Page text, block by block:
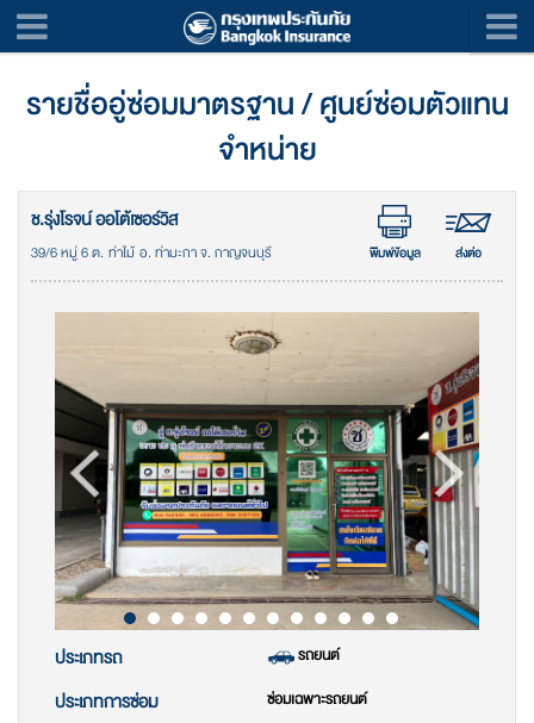
รายชื่ออู่ซ่อมมาตรฐาน / ศูนย์ซ่อมตัวแทน
จำหน่าย
ช.รุ่งโรจน์ ออโต้เซอร์วิส
39/6 หมู่ 6 ต. ท่าไม้ อ. ท่ามะกา จ. กาญจนบุรี พิมพ์ข้อมูล ส่งต่อ
ประเภทรถ รถยนต์
ประเภทการซ่อม ซ่อมเฉพาะรถยนต์